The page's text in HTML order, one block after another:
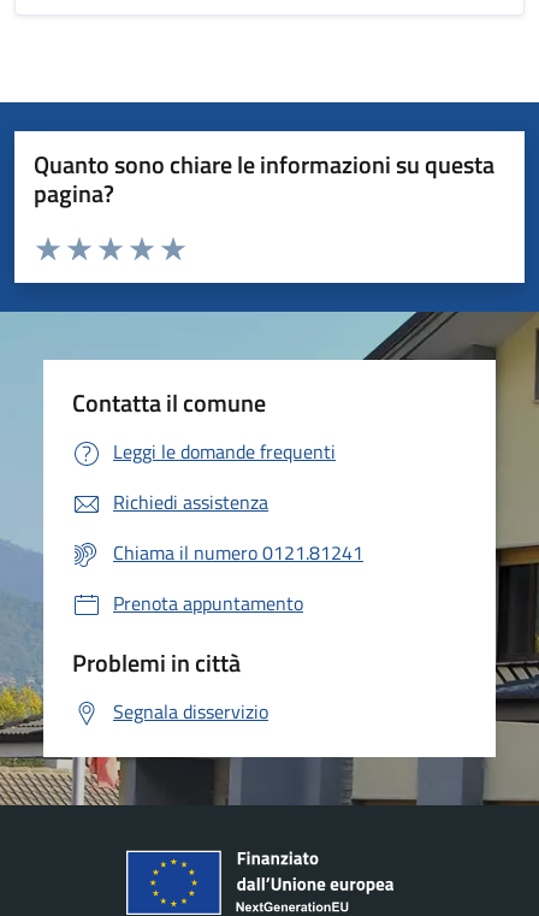
Quanto sono chiare le informazioni su questa
pagina?
Valuta da 1 a 5 stelle la pagina
Valuta 5 stelle su 5
Valuta 4 stelle su 5
Valuta 3 stelle su 5
Valuta 2 stelle su 5
Valuta 1 stelle su 5
Contatta il comune
Leggi le domande frequenti
Richiedi assistenza
Chiama il numero 0121.81241
Prenota appuntamento
Problemi in città
Segnala disservizio